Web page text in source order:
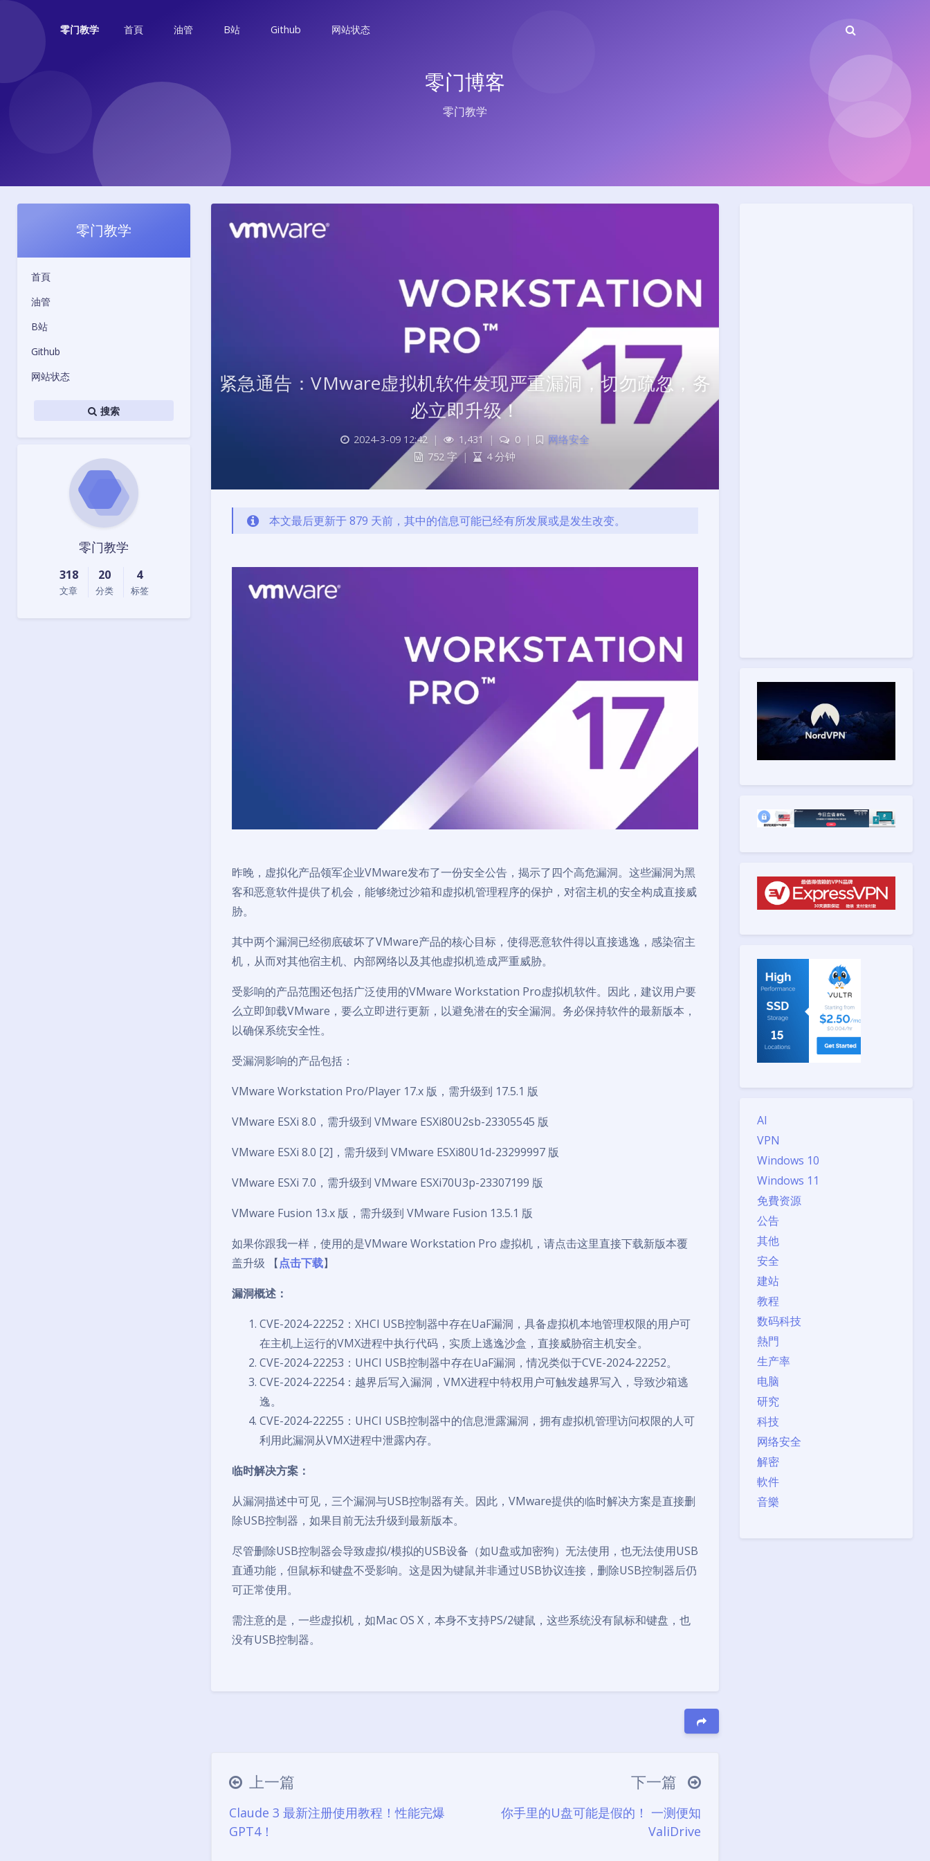
零门教学 首頁 油管 B站 Github 网站状态
零门博客
零门教学
零门教学
首頁
油管
B站
Github
网站状态
搜索
零门教学
318
文章
20
分类
4
标签
AI
VPN
Windows 10
Windows 11
免費资源
公告
其他
安全
建站
教程
数码科技
熱門
生产率
电脑
研究
科技
网络安全
解密
軟件
音樂
紧急通告：VMware虚拟机软件发现严重漏洞，切勿疏忽，务
必立即升级！
2024-3-09 12:42 | 1,431 | 0 |
网络安全
752 字 | 4 分钟
本文最后更新于 879 天前，其中的信息可能已经有所发展或是发生改变。
昨晚，虚拟化产品领军企业VMware发布了一份安全公告，揭示了四个高危漏洞。这些漏洞为黑
客和恶意软件提供了机会，能够绕过沙箱和虚拟机管理程序的保护，对宿主机的安全构成直接威
胁。
其中两个漏洞已经彻底破坏了VMware产品的核心目标，使得恶意软件得以直接逃逸，感染宿主
机，从而对其他宿主机、内部网络以及其他虚拟机造成严重威胁。
受影响的产品范围还包括广泛使用的VMware Workstation Pro虚拟机软件。因此，建议用户要
么立即卸载VMware，要么立即进行更新，以避免潜在的安全漏洞。务必保持软件的最新版本，
以确保系统安全性。
受漏洞影响的产品包括：
VMware Workstation Pro/Player 17.x 版，需升级到 17.5.1 版
VMware ESXi 8.0，需升级到 VMware ESXi80U2sb-23305545 版
VMware ESXi 8.0 [2]，需升级到 VMware ESXi80U1d-23299997 版
VMware ESXi 7.0，需升级到 VMware ESXi70U3p-23307199 版
VMware Fusion 13.x 版，需升级到 VMware Fusion 13.5.1 版
如果你跟我一样，使用的是VMware Workstation Pro 虚拟机，请点击这里直接下载新版本覆
盖升级 【点击下载】
漏洞概述：
CVE-2024-22252：XHCI USB控制器中存在UaF漏洞，具备虚拟机本地管理权限的用户可
在主机上运行的VMX进程中执行代码，实质上逃逸沙盒，直接威胁宿主机安全。
CVE-2024-22253：UHCI USB控制器中存在UaF漏洞，情况类似于CVE-2024-22252。
CVE-2024-22254：越界后写入漏洞，VMX进程中特权用户可触发越界写入，导致沙箱逃
逸。
CVE-2024-22255：UHCI USB控制器中的信息泄露漏洞，拥有虚拟机管理访问权限的人可
利用此漏洞从VMX进程中泄露内存。
临时解决方案：
从漏洞描述中可见，三个漏洞与USB控制器有关。因此，VMware提供的临时解决方案是直接删
除USB控制器，如果目前无法升级到最新版本。
尽管删除USB控制器会导致虚拟/模拟的USB设备（如U盘或加密狗）无法使用，也无法使用USB
直通功能，但鼠标和键盘不受影响。这是因为键鼠并非通过USB协议连接，删除USB控制器后仍
可正常使用。
需注意的是，一些虚拟机，如Mac OS X，本身不支持PS/2键鼠，这些系统没有鼠标和键盘，也
没有USB控制器。
上一篇
Claude 3 最新注册使用教程！性能完爆
GPT4！
下一篇
你手里的U盘可能是假的！ 一测便知
ValiDrive